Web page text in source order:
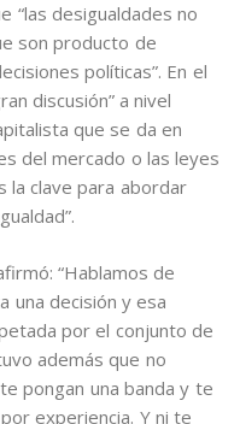
“las desigualdades no
son producto de
políticas”. En el
discusión” a nivel
que se da en
del mercado o las leyes
la clave para abordar
“Hablamos de
una decisión y esa
por el conjunto de
además que no
pongan una banda y te
experiencia. Y ni te